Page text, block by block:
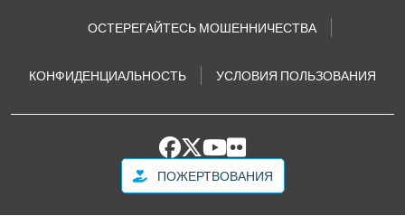
ОСТЕРЕГАЙТЕСЬ МОШЕННИЧЕСТВА
КОНФИДЕНЦИАЛЬНОСТЬ УСЛОВИЯ ПОЛЬЗОВАНИЯ
ПОЖЕРТВОВАНИЯ